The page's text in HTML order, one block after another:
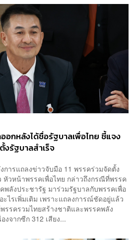
อกหลังได้ชื่อรัฐบาลเพื่อไทย ชี้แจง
งรัฐบาลสำเร็จ
ารแถลงข่าวจับมือ 11 พรรคร่วมจัดตั้ง
วหน้าพรรคเพื่อไทย กล่าวถึงกรณีที่พรรค
พลังประชารัฐ มาร่วมรัฐบาลกับพรรคเพื่อ
ะไรเพิ่มเติม เพราะแถลงการณ์ชัดอยู่แล้ว
รรครวมไทยสร้างชาติและพรรคพลัง
งจากซีก 312 เสียง...